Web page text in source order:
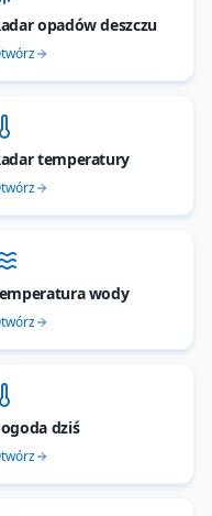
opadów deszczu
temperatury
wody
dziś